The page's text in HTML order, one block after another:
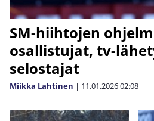
SM-hiihtojen
osallistujat, tv-
selostajat
Miikka Lahtinen | 11.01.202602:08